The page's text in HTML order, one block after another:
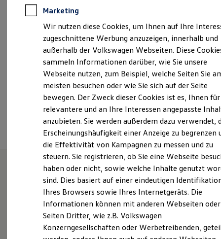
Elektroautos
ID. Tutorials
Elektrofahrzeugkonzepte
Reichweite
Reichweite der ID. Modelle
Reichweite im Winter
Laden
Laden unterwegs
Laden Zuhause
Ladestationen finden
Ladezeitensimulator
Batterie
Sicherheit
Garantie und Lebensdauer
Nachhaltigkeit
Technologie
Kosten und Kauf
Verbrauchskosten
Kaufoptionen
E-Auto-Förderung
Software und Konnektivität
ID. Software Versionen und Updates
Digitale Extras
Schnittstellen zu Ihrem ID.
info@autohaus-maurer.de
Montag
Sonntag
Geschlossen
Ansprechpartner
Mein Autohaus.
Erfahren Sie hier, wer wir sind, wie Sie uns erreichen
können und welche Leistungen wir Ihnen bieten.
Marketing
Wir nutzen diese Cookies, um Ihnen auf Ihre
zugeschnittene Werbung anzuzeigen, innerhalb und
außerhalb der Volkswagen Webseiten. Diese
sammeln Informationen darüber, wie Sie unsere
Webseite nutzen, zum Beispiel, welche Seiten Sie
meisten besuchen oder wie Sie sich auf der Seite
bewegen. Der Zweck dieser Cookies ist es, Ihnen für
relevantere und an Ihre Interessen angepasste
anzubieten. Sie werden außerdem dazu verwendet,
Erscheinungshäufigkeit einer Anzeige zu begrenzen
die Effektivität von Kampagnen zu messen und zu
steuern. Sie registrieren, ob Sie eine Webseite
haben oder nicht, sowie welche Inhalte genutzt
sind. Dies basiert auf einer eindeutigen
Ihres Browsers sowie Ihres Internetgeräts. Die
Informationen können mit anderen Webseiten oder
Seiten Dritter, wie z.B. Volkswagen
Konzerngesellschaften oder Werbetreibenden,